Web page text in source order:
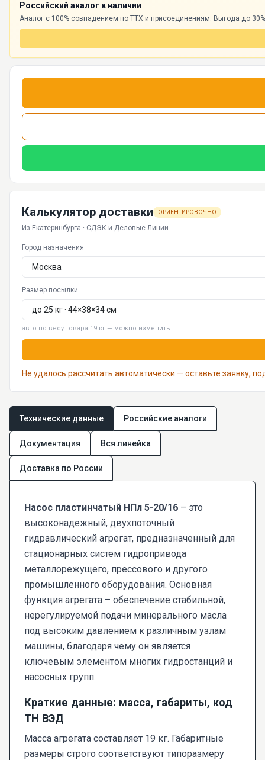
Российский аналог в наличии
Аналог с 100% совпадением по ТТХ и присоединениям. Выгода до
Калькулятор доставки ОРИЕНТИРОВОЧНО
Из Екатеринбурга · СДЭК и Деловые Линии.
Город назначения
Размер посылки
авто по весу товара 19 кг — можно изменить
Не удалось рассчитать автоматически — оставьте заявку,
Технические данные Российские аналоги
Документация Вся линейка
Доставка по России
Насос пластинчатый НПл 5-20/16 – это
высоконадежный, двухпоточный
гидравлический агрегат, предназначенный для
стационарных систем гидропривода
металлорежущего, прессового и другого
промышленного оборудования. Основная
функция агрегата – обеспечение стабильной,
нерегулируемой подачи минерального масла
под высоким давлением к различным узлам
машины, благодаря чему он является
ключевым элементом многих гидростанций и
насосных групп.
Краткие данные: масса, габариты, код
ТН ВЭД
Масса агрегата составляет 19 кг. Габаритные
размеры строго соответствуют типоразмеру